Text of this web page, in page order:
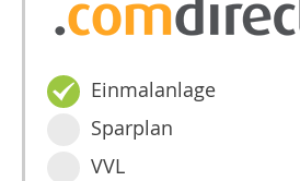
Einmalanlage
Sparplan
VVL